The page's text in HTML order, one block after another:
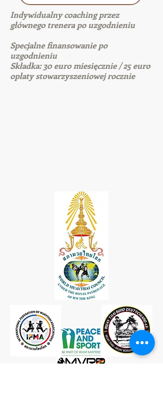
Indywidualny coaching przez
głównego trenera po uzgodnieniu
Specjalne finansowanie po
uzgodnieniu
Składka: 30 euro miesięcznie / 25 euro
opłaty stowarzyszeniowej rocznie